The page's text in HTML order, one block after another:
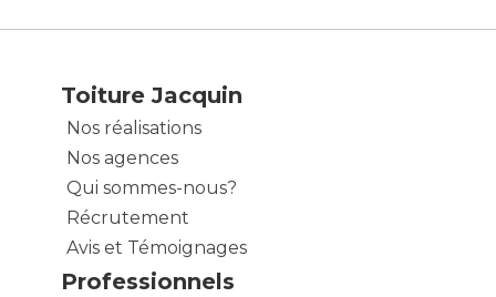
Toiture Jacquin
Nos réalisations
Nos agences
Qui sommes-nous?
Récrutement
Avis et Témoignages
Professionnels